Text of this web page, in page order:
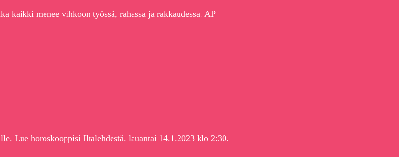
kaikki menee vihkoon työssä, rahassa ja rakkaudessa. AP
Lue horoskooppisi Iltalehdestä. lauantai 14.1.2023 klo 2:30.